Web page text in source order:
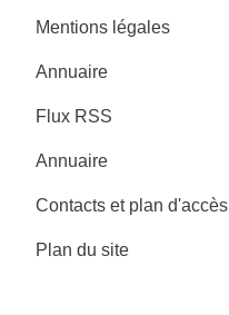
Mentions légales
Annuaire
Flux RSS
Annuaire
Contacts et plan d'accès
Plan du site